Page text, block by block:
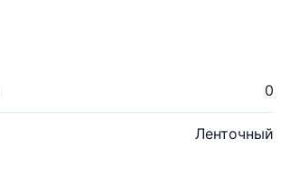
0
Ленточный